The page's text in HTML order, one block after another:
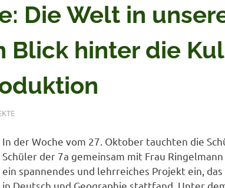
Die Welt in
Blick hinter die
In der Woche vom 27. Oktober tauchten die
Schüler der 7a gemeinsam mit Frau
ein spannendes und lehrreiches Projekt ein,
in Deutsch und Geographie stattfand. Unter